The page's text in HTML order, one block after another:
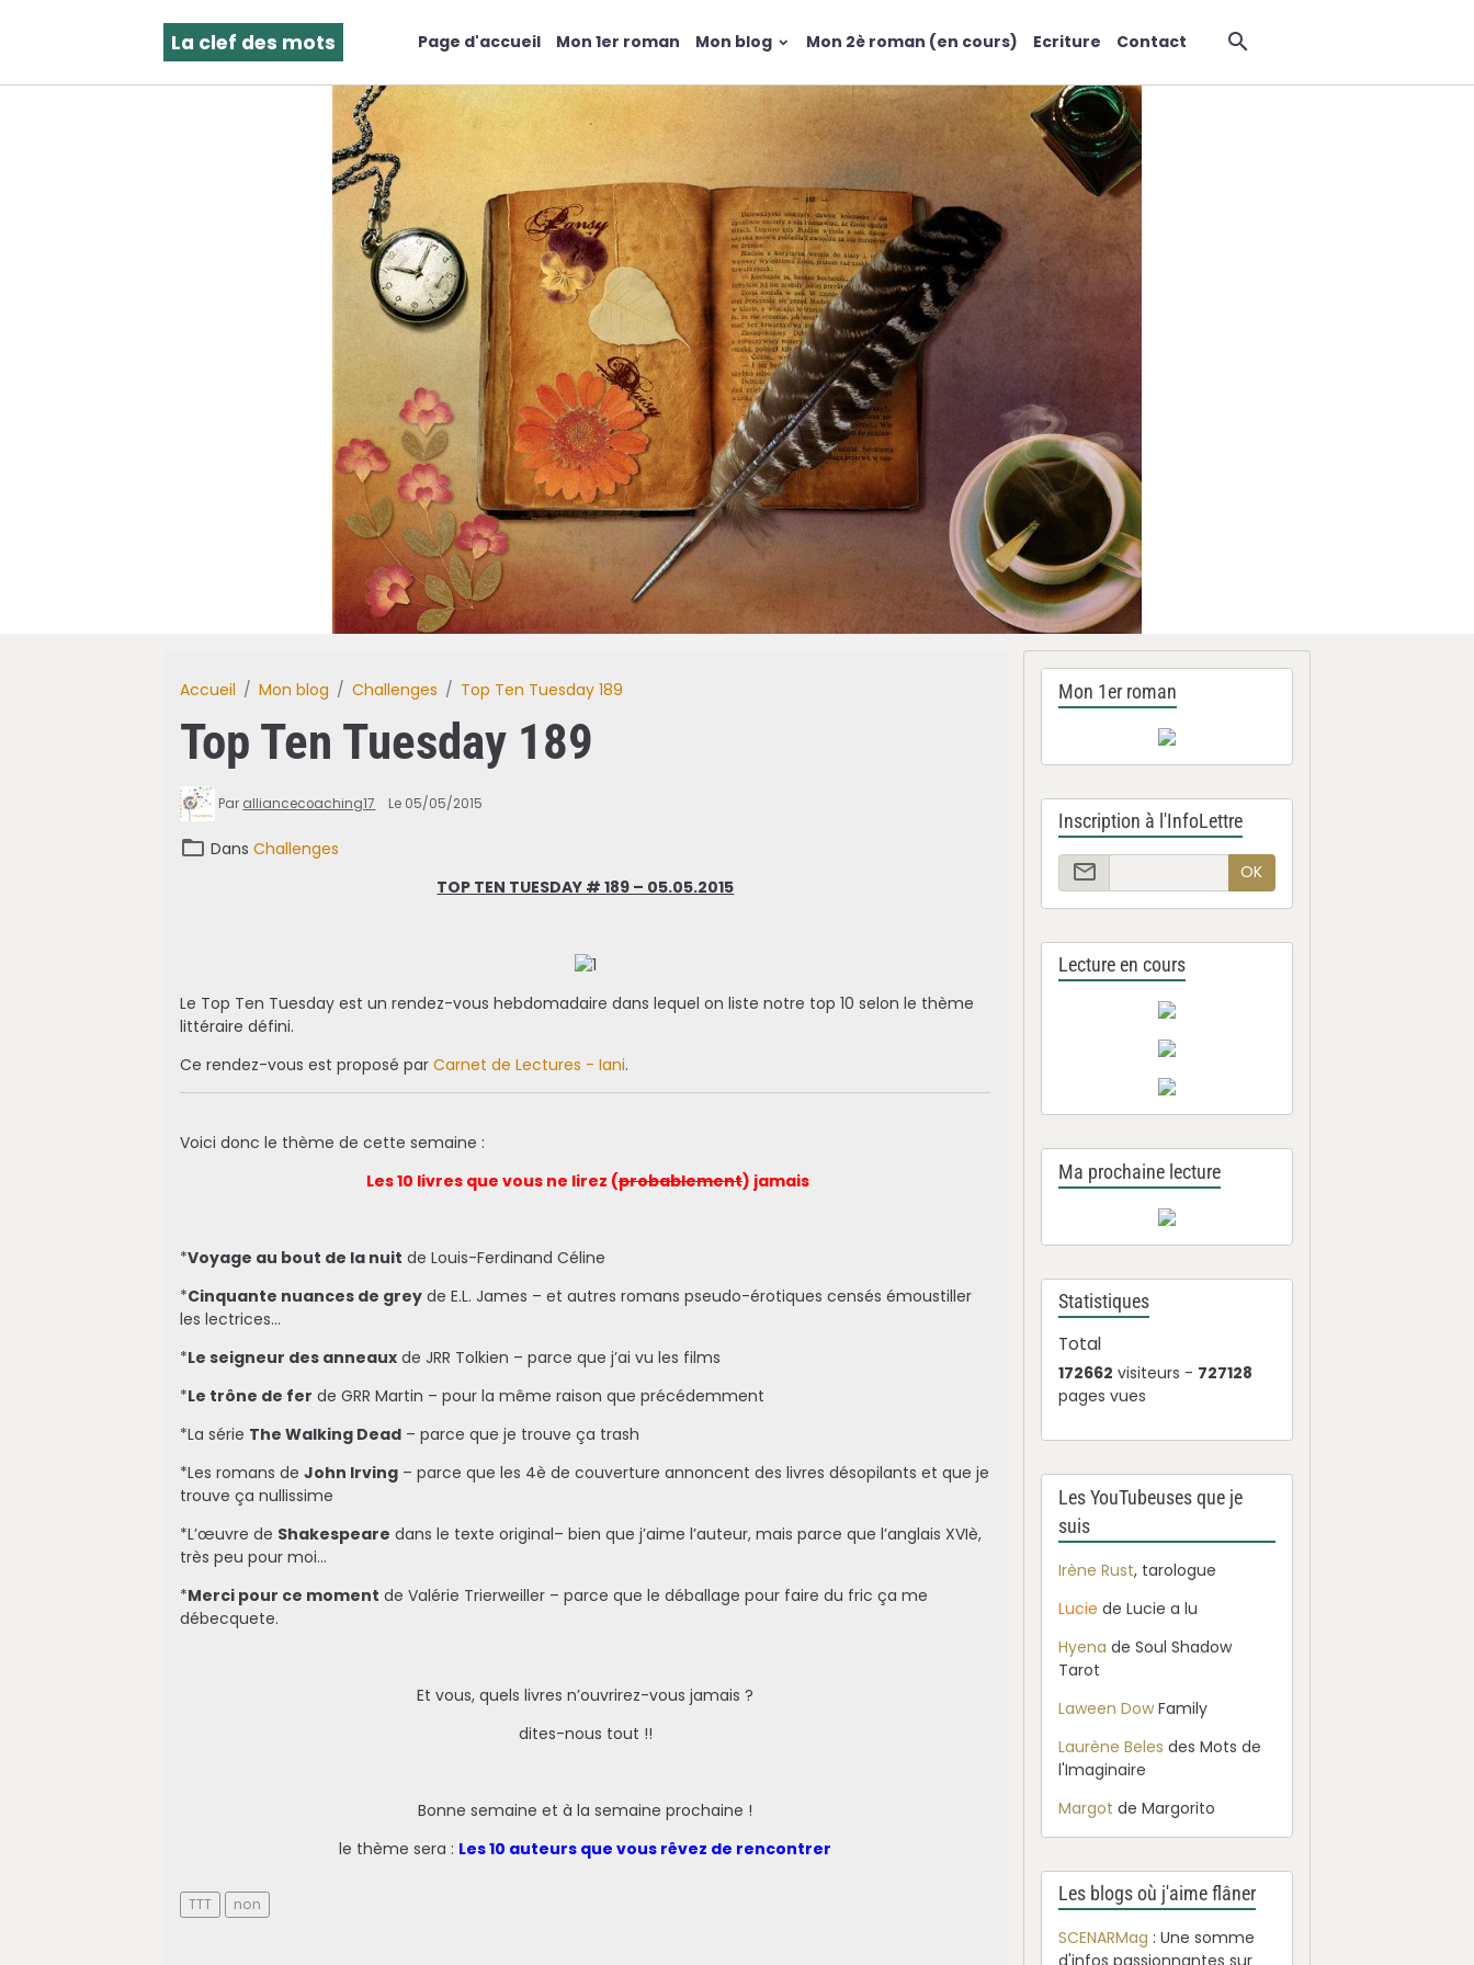
La clef des mots Page d'accueil Mon 1er roman Mon blog Mon 2è roman (en cours) Ecriture Contact
Accueil Mon blog Challenges Top Ten Tuesday 189
Top Ten Tuesday 189
Par alliancecoaching17 Le 05/05/2015
DansChallenges
TOP TEN TUESDAY # 189 – 05.05.2015
Le Top Ten Tuesday est un rendez-vous hebdomadaire dans lequel on liste notre top 10 selon le thème
littéraire défini.
Ce rendez-vous est proposé parCarnet de Lectures - Iani.
Voici donc le thème de cette semaine :
Les 10 livres que vous ne lirez (probablement) jamais
*Voyage au bout de la nuit de Louis-Ferdinand Céline
*Cinquante nuances de grey de E.L. James – et autres romans pseudo-érotiques censés émoustiller
les lectrices…
*Le seigneur des anneaux de JRR Tolkien – parce que j’ai vu les films
*Le trône de fer de GRR Martin – pour la même raison que précédemment
*La série The Walking Dead – parce que je trouve ça trash
*Les romans deJohn Irving – parce que les 4è de couverture annoncent des livres désopilants et que je
trouve ça nullissime
*L’œuvre de Shakespeare dans le texte original– bien que j’aime l’auteur, mais parce que l’anglais XVIè,
très peu pour moi…
*Merci pour ce moment de Valérie Trierweiller – parce que le déballage pour faire du fric ça me
débecquete.
Et vous, quels livres n’ouvrirez-vous jamais ?
dites-nous tout !!
Bonne semaine et à la semaine prochaine !
le thème sera : Les 10 auteurs que vous rêvez de rencontrer
TTT non
Mon 1er roman
Inscription à l'InfoLettre
OK
Lecture en cours
Ma prochaine lecture
Statistiques
Total
172662 visiteurs - 727128
pages vues
Les YouTubeuses que je
suis
Irène Rust, tarologue
Luciede Lucie a lu
Hyena de Soul Shadow
Tarot
Laween DowFamily
Laurène Beles des Mots de
l'Imaginaire
Margot de Margorito
Les blogs où j'aime flâner
SCENARMag : Une somme
d'infos passionnantes sur